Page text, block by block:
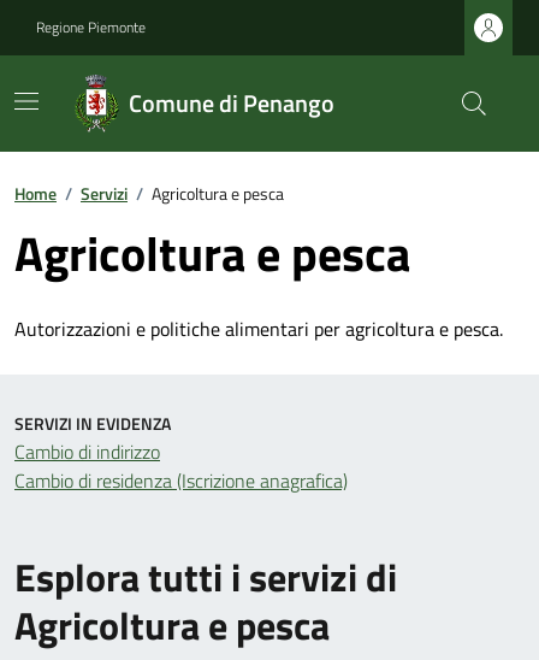
Regione Piemonte
Comune di Penango
Home / Servizi / Agricoltura e pesca
Agricoltura e pesca
Autorizzazioni e politiche alimentari per agricoltura e pesca.
Esplora tutti i servizi di
Agricoltura e pesca
SERVIZI IN EVIDENZA
Cambio di indirizzo
Cambio di residenza (Iscrizione anagrafica)